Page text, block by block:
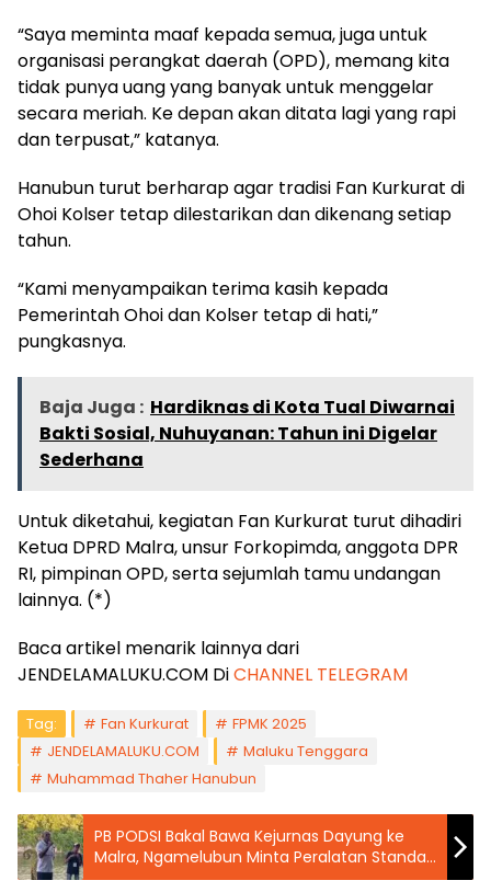
“Saya meminta maaf kepada semua, juga untuk
organisasi perangkat daerah (OPD), memang kita
tidak punya uang yang banyak untuk menggelar
secara meriah. Ke depan akan ditata lagi yang rapi
dan terpusat,” katanya.
Hanubun turut berharap agar tradisi Fan Kurkurat di
Ohoi Kolser tetap dilestarikan dan dikenang setiap
tahun.
“Kami menyampaikan terima kasih kepada
Pemerintah Ohoi dan Kolser tetap di hati,”
pungkasnya.
Baja Juga : Hardiknas di Kota Tual Diwarnai
Bakti Sosial, Nuhuyanan: Tahun ini Digelar
Sederhana
Untuk diketahui, kegiatan Fan Kurkurat turut dihadiri
Ketua DPRD Malra, unsur Forkopimda, anggota DPR
RI, pimpinan OPD, serta sejumlah tamu undangan
lainnya. (*)
Baca artikel menarik lainnya dari
JENDELAMALUKU.COM DiCHANNEL TELEGRAM
Tag: Fan Kurkurat
FPMK 2025
JENDELAMALUKU.COM
Maluku Tenggara
Muhammad Thaher Hanubun
PB PODSI Bakal Bawa Kejurnas Dayung ke
Malra, Ngamelubun Minta Peralatan Standar
Nasional